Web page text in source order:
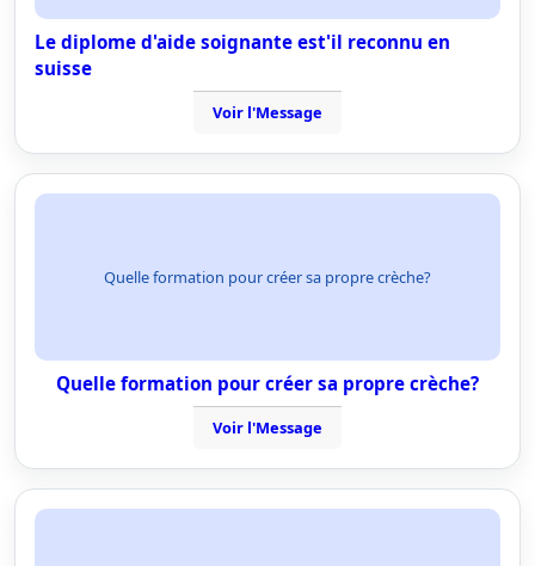
Le diplome d'aide soignante est'il reconnu en
suisse
Voir l'Message
Quelle formation pour créer sa propre crèche?
Quelle formation pour créer sa propre crèche?
Voir l'Message